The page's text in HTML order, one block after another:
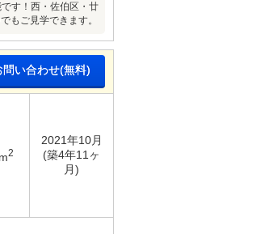
す！西・佐伯区・廿
もご見学できます。
問い合わせ(無料)
2
2021年10月
(築4年11ヶ
月)